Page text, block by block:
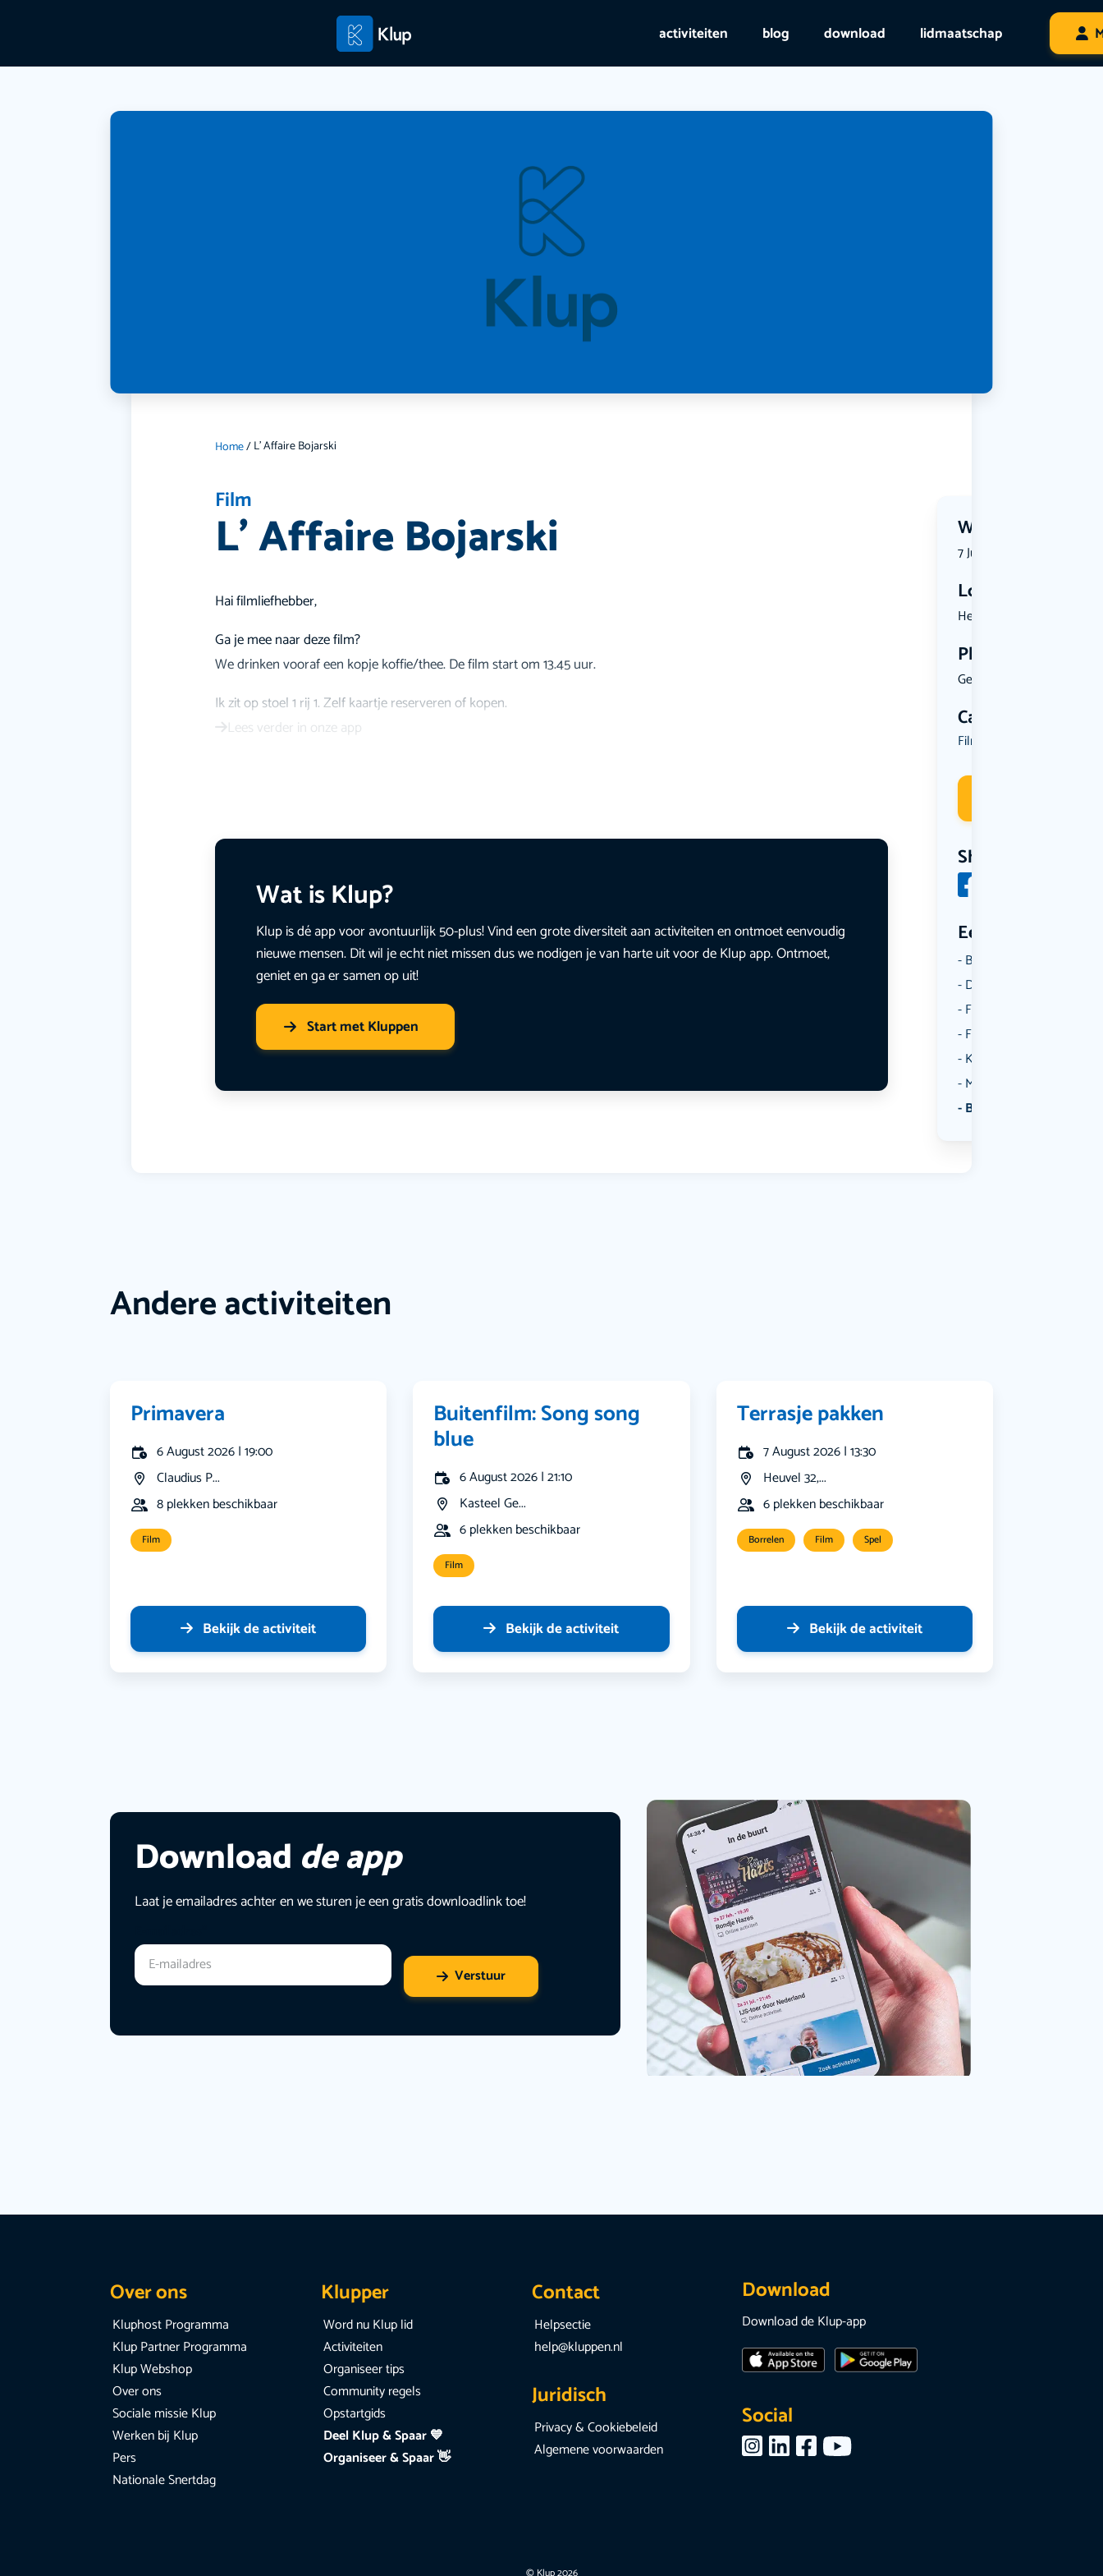
activiteiten blog download lidmaatschap
Home/L’ Affaire Bojarski
Film
L’ Affaire Bojarski Wanneer?
7 July 2026 | 13:15
Locatie
Herenplein...
Plekken
Geen limiet
Categorie
Film
Share
Een aantal
Borrelen
Dansen
Fietsen
Film
Kunst & Cultuur
Muziek
Bekijk alle categorieën
Hai filmliefhebber,
Ga je mee naar deze film?
We drinken vooraf een kopje koffie/thee. De film start om 13.45 uur.
Ik zit op stoel 1 rij 1. Zelf kaartje reserveren of kopen.
Lees verder in onze app
Wat is Klup?
Klup is dé app voor avontuurlijk 50-plus! Vind een grote diversiteit aan activiteiten en ontmoet eenvoudig
nieuwe mensen. Dit wil je echt niet missen dus we nodigen je van harte uit voor de Klup app. Ontmoet,
geniet en ga er samen op uit!
Start met Kluppen
Andere activiteiten
Primavera
6 August 2026 | 19:00
Claudius P...
8 plekken beschikbaar
Film
Bekijk de activiteit
Buitenfilm: Song song
blue
6 August 2026 | 21:10
Kasteel Ge...
6 plekken beschikbaar
Film
Bekijk de activiteit
Terrasje pakken
7 August 2026 | 13:30
Heuvel 32,...
6 plekken beschikbaar
Borrelen Film Spel
Bekijk de activiteit
Download de app
Laat je emailadres achter en we sturen je een gratis downloadlink toe!
Verstuur
Over ons
Kluphost Programma
Klup Partner Programma
Klup Webshop
Over ons
Sociale missie Klup
Werken bij Klup
Pers
Nationale Snertdag
Klupper
Word nu Klup lid
Activiteiten
Organiseer tips
Community regels
Opstartgids
Deel Klup & Spaar 💙
Organiseer & Spaar 👋
Contact
Helpsectie
help@kluppen.nl
Juridisch
Privacy & Cookiebeleid
Algemene voorwaarden
Download
Download de Klup-app
Social